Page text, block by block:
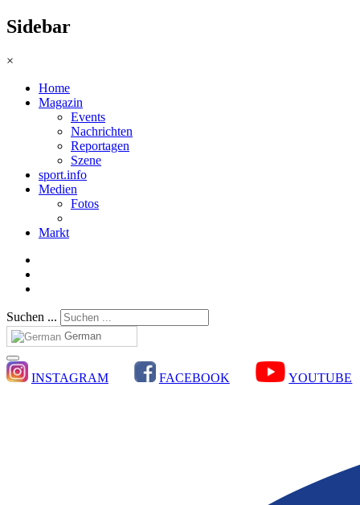
Sidebar
×
Home
Magazin
Events
Nachrichten
Reportagen
Szene
sport.info
Medien
Fotos
Markt
Suchen ...
German
INSTAGRAM FACEBOOK YOUTUBE